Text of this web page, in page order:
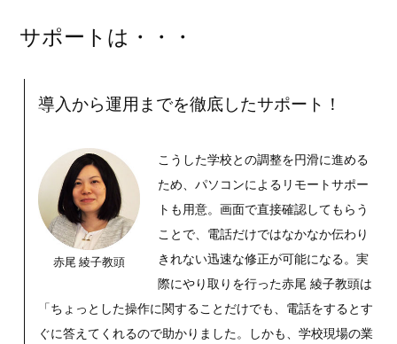
サポートは・・・
導入から運用までを徹底したサポート！
赤尾 綾子教頭
こうした学校との調整を円滑に進める
ため、パソコンによるリモートサポー
トも用意。画面で直接確認してもらう
ことで、電話だけではなかなか伝わり
きれない迅速な修正が可能になる。実
際にやり取りを行った赤尾 綾子教頭は
「ちょっとした操作に関することだけでも、電話をするとす
ぐに答えてくれるので助かりました。しかも、学校現場の業